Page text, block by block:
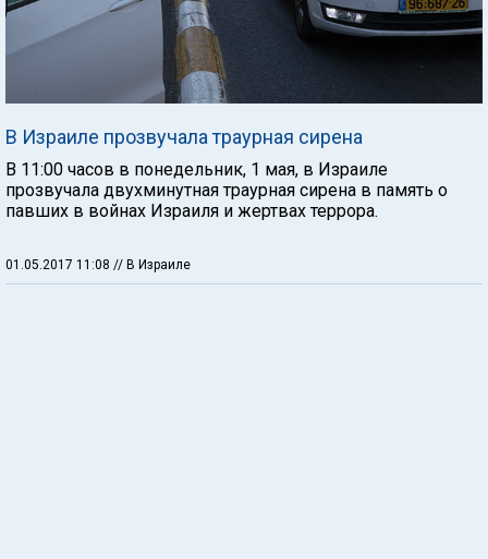
В Израиле прозвучала траурная сирена
В 11:00 часов в понедельник, 1 мая, в Израиле
прозвучала двухминутная траурная сирена в память о
павших в войнах Израиля и жертвах террора.
01.05.2017 11:08 // В Израиле